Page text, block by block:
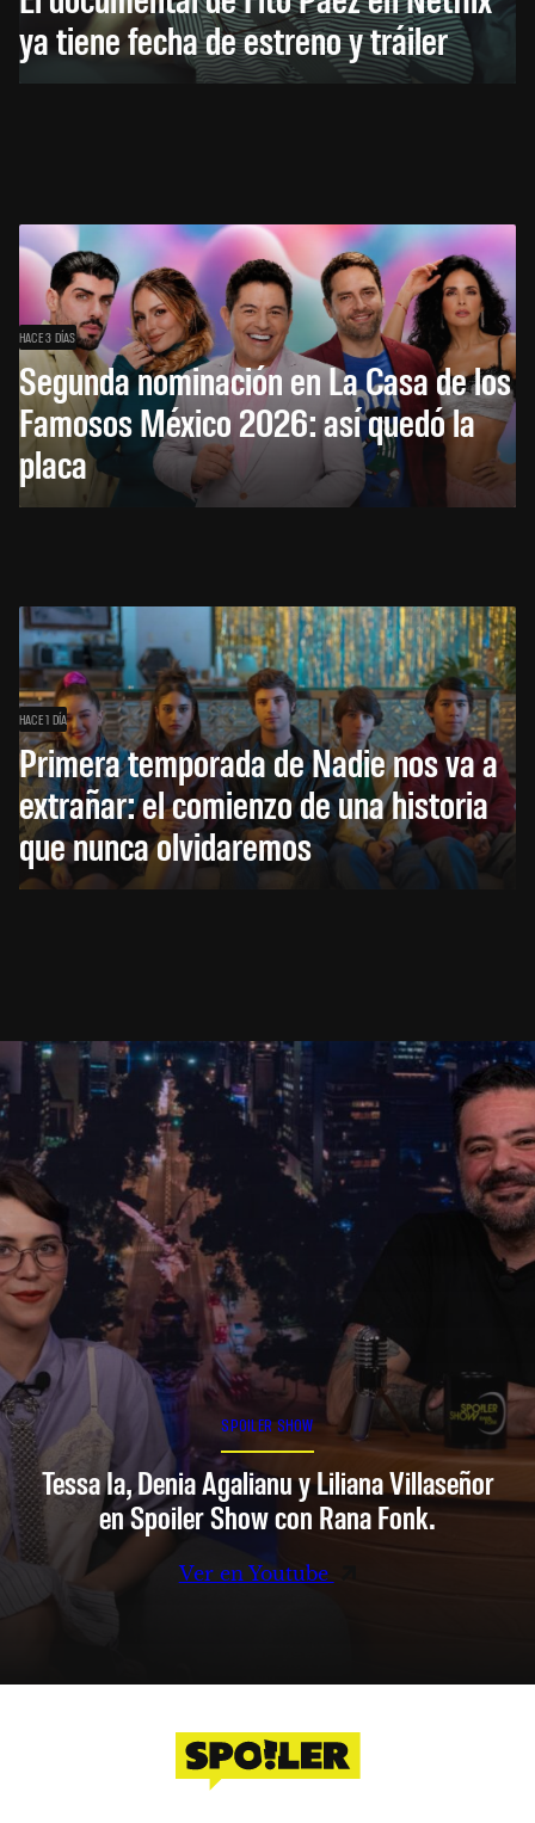
ya tiene fecha de estreno y tráiler
HACE 3 DÍAS
Segunda nominación en La Casa de los
Famosos México 2026: así quedó la
placa
HACE 1 DÍA
Primera temporada de Nadie nos va a
extrañar: el comienzo de una historia
que nunca olvidaremos
SPOILER SHOW
Tessa Ia, Denia Agalianu y Liliana Villaseñor
en Spoiler Show con Rana Fonk.
Ver en Youtube